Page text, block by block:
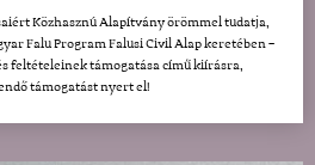
Közhasznú Alapítvány örömmel tudatja,
Falu Program Falusi Civil Alap keretében –
feltételeinek támogatása című kiírásra,
támogatást nyert el!